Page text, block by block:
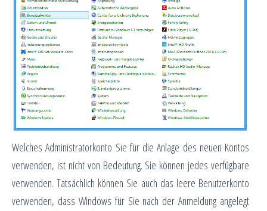
Welches Administratorkonto Sie für die Anlage des neuen Kontos
verwenden, ist nicht von Bedeutung. Sie können jedes verfügbare
verwenden. Tatsächlich können Sie auch das leere Benutzerkonto
verwenden, dass Windows für Sie nach der Anmeldung angelegt